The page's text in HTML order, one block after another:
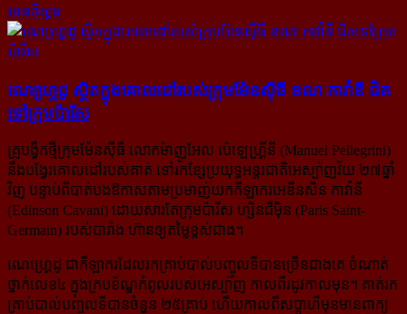
អានពិស្ដារ
ណេហ្គេ្រដូ ស្ថិត​ក្នុង​គោលដៅ​របស់​ក្រុម​ម៉ែនស៊ីធី ខណៈ​កាវ៉ានី ជិត​
ទៅ​ក្រុម​ប៉ារីស
គ្រូបង្វឹកថ្មីក្រុមម៉ែនស៊ីធី លោកម៉ាញូអែល ប៉េឡេហ្គ្រីនី (Manuel Pellegrini)
នឹងបង្វែរគោលដៅរបស់គាត់ ទៅរកខ្សែ​ប្រយុទ្ធអន្តរជាតិអេស្ប៉ាញវ័យ ២៧ឆ្នាំ
វិញ បន្ទាប់ពីបាត់បងឱកាសតាមប្រមាញ់យកកីឡាករអេឌីនសិន កាវ៉ានី
(Edinson Cavani) ដោយសារតែក្រុមប៉ារីស ហ្សិនជឺម៉ិន (Paris Saint-
Germain) របស់បារាំង ហ៊ានឲ្យតម្លៃខ្ពស់ជាង។
ណេហ្គ្រេដូ ជាកីឡាករដែលរកគ្រាប់បាល់បញ្ចូលទីបានច្រើនជាងគេ ចំណាត់
ថ្នាក់លេខ៤ ក្នុងក្របខ័ណ្ឌកំពូល​របស់​អេស្ប៉ាញ កាលពីរដូវកាលមុន។ គាត់រក
គ្រាប់បាល់បញ្ចូលទីបានចំនួន ២៥គ្រាប់ ហើយកាលពីសប្តាហ៏មុន​មានពាក្យ​